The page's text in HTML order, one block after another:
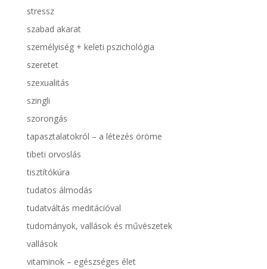
stressz
szabad akarat
személyiség + keleti pszichológia
szeretet
szexualitás
szingli
szorongás
tapasztalatokról – a létezés öröme
tibeti orvoslás
tisztítókúra
tudatos álmodás
tudatváltás meditációval
tudományok, vallások és művészetek
vallások
vitaminok – egészséges élet